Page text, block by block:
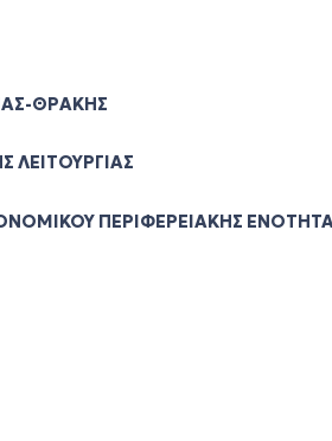
ΘΡΑΚΗΣ
ΛΕΙΤΟΥΡΓΙΑΣ
ΠΕΡΙΦΕΡΕΙΑΚΗΣ